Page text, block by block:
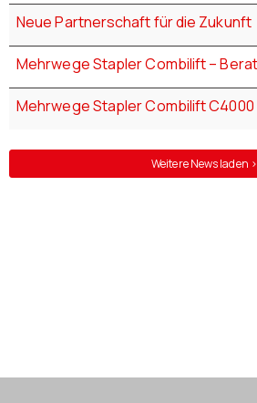
Neue Partnerschaft für die Zukunft
Weitere News laden >